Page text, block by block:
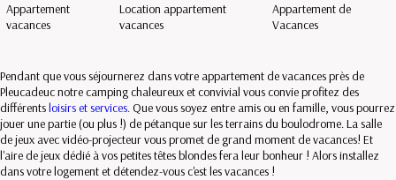
Appartement
vacances
Location appartement
vacances
Appartement de
Vacances
Pendant que vous séjournerez dans votre appartement de vacances près de
Pleucadeuc notre camping chaleureux et convivial vous convie profitez des
différentsloisirs et services. Que vous soyez entre amis ou en famille, vous pourrez
jouer une partie (ou plus !) de pétanque sur les terrains du boulodrome. La salle
de jeux avec vidéo-projecteur vous promet de grand moment de vacances! Et
l'aire de jeux dédié à vos petites têtes blondes fera leur bonheur ! Alors installez
dans votre logement et détendez-vous c'est les vacances !